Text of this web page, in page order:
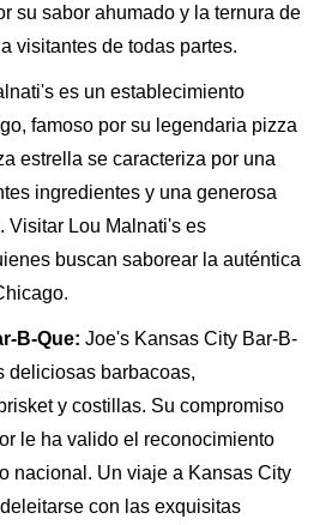
su sabor ahumado y la ternura de
visitantes de todas partes.
es un establecimiento
famoso por su legendaria pizza
estrella se caracteriza por una
ingredientes y una generosa
Visitar Lou Malnati's es
buscan saborear la auténtica
B-Que: Joe's Kansas City Bar-B-
deliciosas barbacoas,
y costillas. Su compromiso
le ha valido el reconocimiento
nacional. Un viaje a Kansas City
con las exquisitas